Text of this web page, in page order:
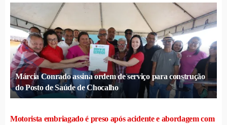
Márcia Conrado assina ordem de serviço para construção
do Posto de Saúde de Chocalho
Motorista embriagado é preso após acidente e abordagem com